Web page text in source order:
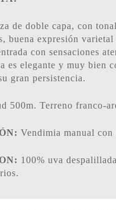
de doble capa, con
buena expresión
con sensaciones
es elegante y muy bien
gran persistencia.
500m. Terreno franco-
Vendimia manual con
100% uva